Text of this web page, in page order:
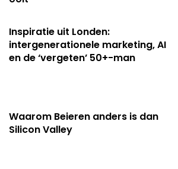
Inspiratie uit Londen:
intergenerationele marketing, AI
en de ‘vergeten’ 50+-man
Waarom Beieren anders is dan
Silicon Valley